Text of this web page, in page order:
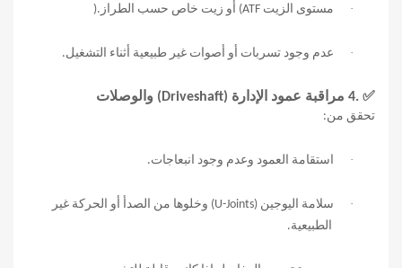
· مستوى الزيت (ATF أو زيت خاص حسب الطراز ).
· عدم وجود تسربات أو أصوات غير طبيعية أثناء التشغيل.
✅
4. مراقبة عمود الإدارة (Driveshaft) والوصلات
تحقق من:
· استقامة العمود وعدم وجود انبعاجات.
· سلامة اليوجين (U-Joints) وخلوها من الصدأ أو الحركة غير
الطبيعية.